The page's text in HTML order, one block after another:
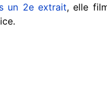
un 2e extrait, elle